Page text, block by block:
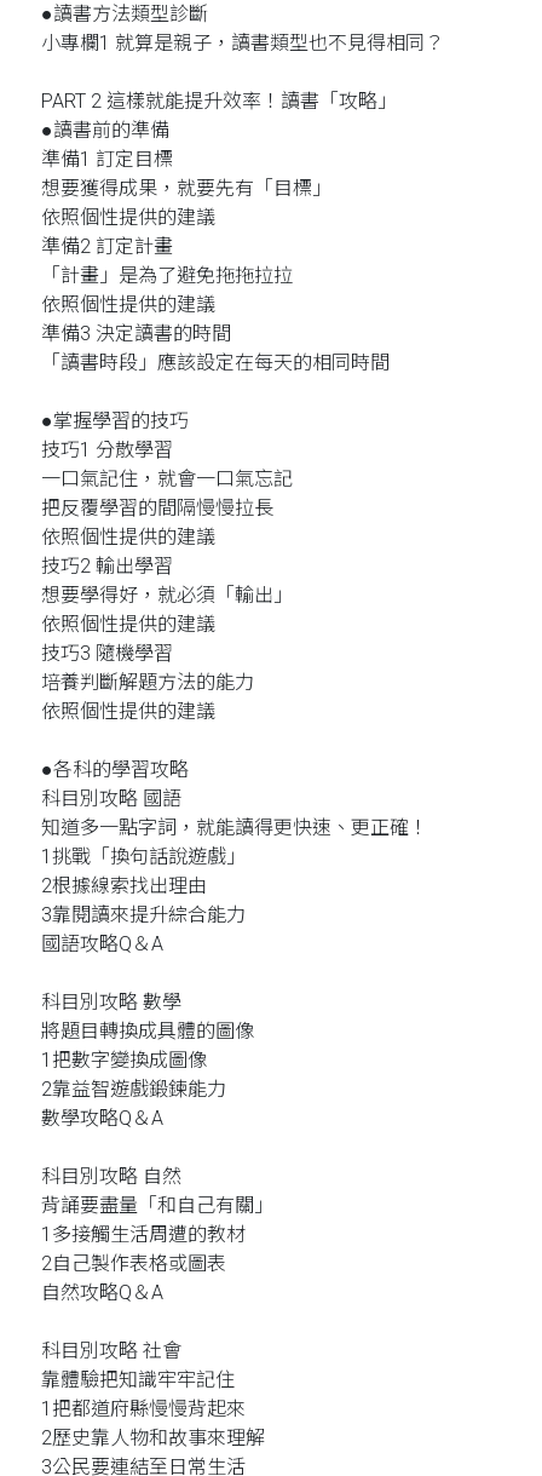
●讀書方法類型診斷
小專欄1 就算是親子，讀書類型也不見得相同？
PART 2 這樣就能提升效率！讀書「攻略」
●讀書前的準備
準備1 訂定目標
想要獲得成果，就要先有「目標」
依照個性提供的建議
準備2 訂定計畫
「計畫」是為了避免拖拖拉拉
依照個性提供的建議
準備3 決定讀書的時間
「讀書時段」應該設定在每天的相同時間
●掌握學習的技巧
技巧1 分散學習
一口氣記住，就會一口氣忘記
把反覆學習的間隔慢慢拉長
依照個性提供的建議
技巧2 輸出學習
想要學得好，就必須「輸出」
依照個性提供的建議
技巧3 隨機學習
培養判斷解題方法的能力
依照個性提供的建議
●各科的學習攻略
科目別攻略 國語
知道多一點字詞，就能讀得更快速、更正確！
1挑戰「換句話說遊戲」
2根據線索找出理由
3靠閱讀來提升綜合能力
國語攻略Q＆A
科目別攻略 數學
將題目轉換成具體的圖像
1把數字變換成圖像
2靠益智遊戲鍛鍊能力
數學攻略Q＆A
科目別攻略 自然
背誦要盡量「和自己有關」
1多接觸生活周遭的教材
2自己製作表格或圖表
自然攻略Q＆A
科目別攻略 社會
靠體驗把知識牢牢記住
1把都道府縣慢慢背起來
2歷史靠人物和故事來理解
3公民要連結至日常生活